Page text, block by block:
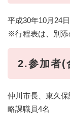
平成30年10月24
※行程表は、別添
2.参加者(
仲川市長、東久
略課職員4名